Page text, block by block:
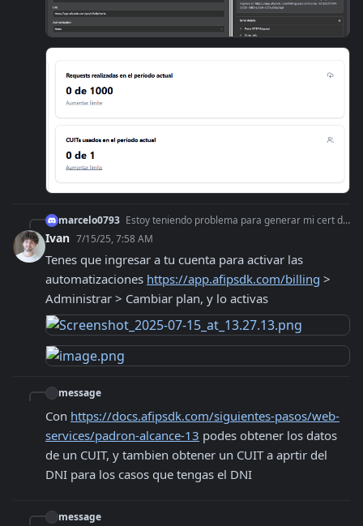
marcelo0793 Estoy teniendo problema para generar mi cert de prod, qué debo hacer?
Ivan 7/15/25, 7:58 AM
Tenes que ingresar a tu cuenta para activar las
automatizaciones https://app.afipsdk.com/billing >
Administrar > Cambiar plan, y lo activas
message
Con https://docs.afipsdk.com/siguientes-pasos/web-
services/padron-alcance-13 podes obtener los datos
de un CUIT, y tambien obtener un CUIT a aprtir del
DNI para los casos que tengas el DNI
message